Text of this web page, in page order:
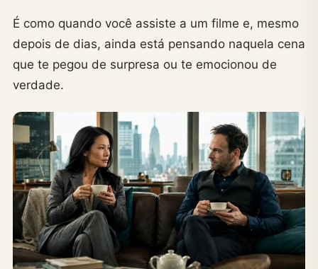
É como quando você assiste a um filme e, mesmo
depois de dias, ainda está pensando naquela cena
que te pegou de surpresa ou te emocionou de
verdade.